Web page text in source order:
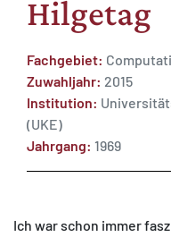
Hilgetag
Fachgebiet:
Zuwahljahr: 2015
Institution:
(UKE)
Jahrgang: 1969
Ich war schon immer
MATOMO
Statistik Cookies
Diese
unsere Besucher